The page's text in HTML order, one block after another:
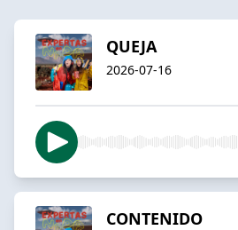
QUEJA
2026-07-16
CONTENIDO